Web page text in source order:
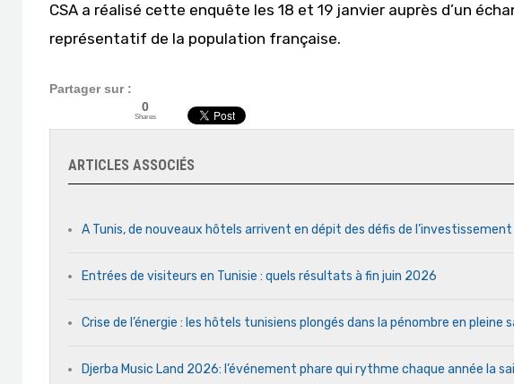
CSA a réalisé cette enquête les 18 et 19 janvier auprès d’un
représentatif de la population française.
Partager sur :
0
Shares
ARTICLES ASSOCIÉS
A Tunis, de nouveaux hôtels arrivent en dépit des défis de l’investissement
Entrées de visiteurs en Tunisie : quels résultats à fin juin 2026
Crise de l’énergie : les hôtels tunisiens plongés dans la pénombre en pleine
Djerba Music Land 2026: l’événement phare qui rythme chaque année la